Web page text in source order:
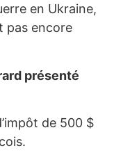
en Ukraine,
pas encore
présenté
de 500 $